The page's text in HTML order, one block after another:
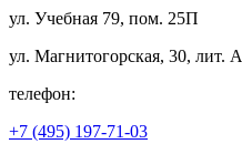
ул. Учебная 79, пом. 25П
ул. Магнитогорская, 30, лит. А
телефон:
+7 (495) 197-71-03